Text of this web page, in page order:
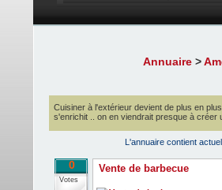
Annuaire >
Cuisiner à l'extérieur devient de plus en
s'enrichit .. on en viendrait presque à créer
L'annuaire contient
0
Votes
Vente de barbecue